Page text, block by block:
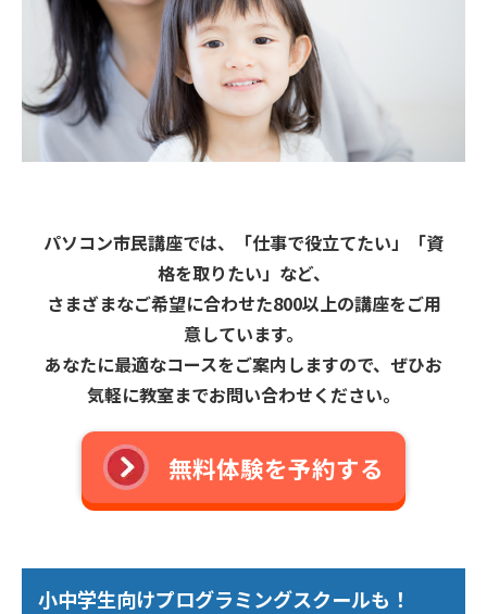
パソコン市民講座では、「仕事で役立てたい」「資
格を取りたい」など、
さまざまなご希望に合わせた800以上の講座をご用
意しています。
あなたに最適なコースをご案内しますので、ぜひお
気軽に教室までお問い合わせください。
無料体験を予約する
小中学生向けプログラミングスクールも！